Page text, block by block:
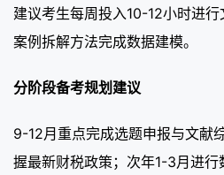
建议考生每周投入10-12小时进
案例拆解方法完成数据建模。
分阶段备考规划建议
9-12月重点完成选题申报与文献
握最新财税政策；次年1-3月进